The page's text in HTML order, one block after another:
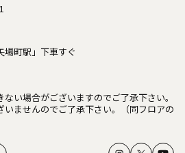
場町駅」下車すぐ
い場合がございますのでご了承下さい。
ませんのでご了承下さい。（同フロアの